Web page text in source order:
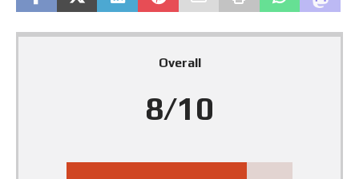
Overall
8/10